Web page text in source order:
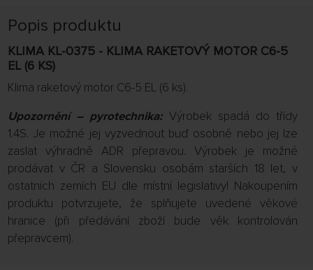
Popis produktu
KLIMA KL-0375 - KLIMA RAKETOVÝ MOTOR C6-5
EL (6 KS)
Klima raketový motor C6-5 EL (6 ks).
Upozornění – pyrotechnika:Výrobek spadá do třídy
1.4S. Je možné jej vyzvednout buď osobně nebo jej lze
zaslat výhradně ADR přepravou. Výrobek je možné
prodávat v ČR a Slovensku osobám starších 18 let, v
ostatních zemích EU dle místní legislativy! Nakoupením
produktu potvrzujete, že splňujete uvedené věkové
hranice (při předávání zboží bude věk kontrolován
přepravcem).